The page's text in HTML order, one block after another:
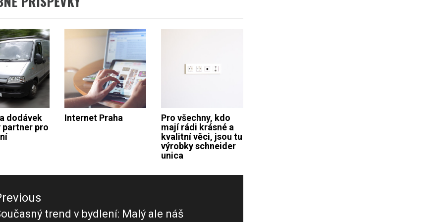
dodávek
partner pro
Internet Praha
Pro všechny, kdo
mají rádi krásné a
kvalitní věci, jsou tu
výrobky schneider
unica
trend v bydlení: Malý ale náš